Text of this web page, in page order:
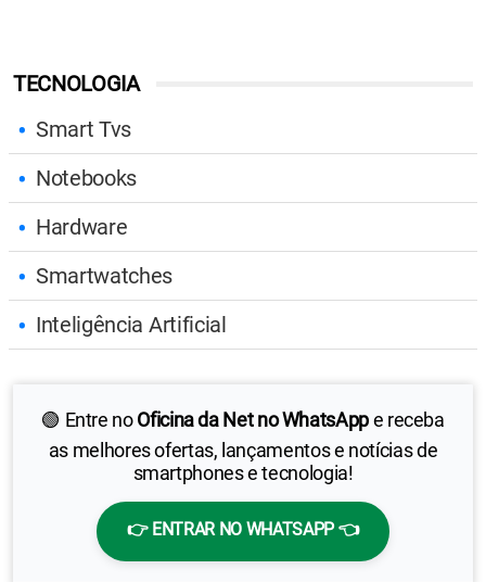
TECNOLOGIA
Smart Tvs
Notebooks
Hardware
Smartwatches
Inteligência Artificial
🟢 Entre noOficina da Net no WhatsAppe receba
as melhores ofertas, lançamentos e notícias de
smartphones e tecnologia!
👉 ENTRAR NO WHATSAPP 👈